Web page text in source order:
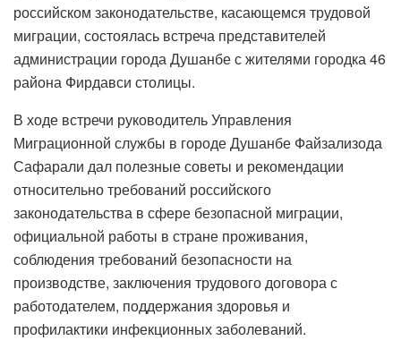
российском законодательстве, касающемся трудовой
миграции, состоялась встреча представителей
администрации города Душанбе с жителями городка 46
района Фирдавси столицы.
В ходе встречи руководитель Управления
Миграционной службы в городе Душанбе Файзализода
Сафарали дал полезные советы и рекомендации
относительно требований российского
законодательства в сфере безопасной миграции,
официальной работы в стране проживания,
соблюдения требований безопасности на
производстве, заключения трудового договора с
работодателем, поддержания здоровья и
профилактики инфекционных заболеваний.